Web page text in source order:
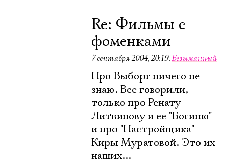
Re: Фильмы с
фоменками
7 сентября 2004, 20:19,Безымянный
Про Выборг ничего не
знаю. Все говорили,
только про Ренату
Литвинову и ее "Богиню"
и про "Настройщика"
Киры Муратовой. Это их
наших...